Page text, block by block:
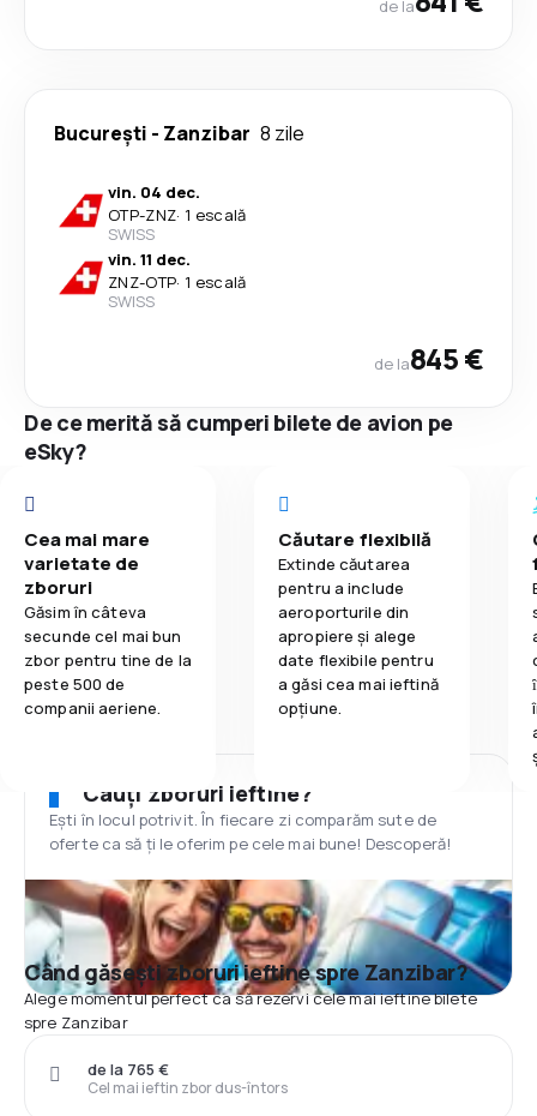
de la
București - Zanzibar 8 zile
vin. 04 dec.
OTP-ZNZ· 1 escală
SWISS
vin. 11 dec.
ZNZ-OTP· 1 escală
SWISS
de la845 €
De ce merită să cumperi bilete de avion pe
eSky?
Cea mai mare
varietate de
zboruri
Găsim în câteva
secunde cel mai bun
zbor pentru tine de la
peste 500 de
companii aeriene.
Căutare flexibilă
Extinde căutarea
pentru a include
aeroporturile din
apropiere și alege
date flexibile pentru
a găsi cea mai ieftină
opțiune.
Cauți zboruri ieftine?
Ești în locul potrivit. În fiecare zi comparăm sute de
oferte ca să ți le oferim pe cele mai bune! Descoperă!
Când găsești zboruri ieftine spre Zanzibar?
Alege momentul perfect ca să rezervi cele mai ieftine bilete
spre Zanzibar
Cel mai ieftin zbor dus-întors
de la 765 €